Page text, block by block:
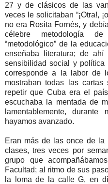
27 y de clásicos de las
veces le solicitaban “¡Otra!,
no era Rosita Fornés, y
célebre metodología
“metodológico” de la
enseñaba literatura; de
sensibilidad social y política
corresponde a la labor de
mostraban todas las
repetir que Cuba era el
escuchaba la mentada de
lamentablemente,
hayamos avanzado.
Eran más de las once de la
clases, tres veces por
grupo que
Facultad; al ritmo de sus
la loma de la calle G, en